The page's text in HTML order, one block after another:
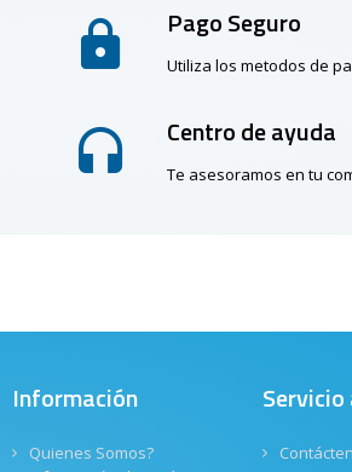
Pago Seguro
Utiliza los metodos de
Centro de ayuda
Te asesoramos en tu
Información
Quienes Somos?